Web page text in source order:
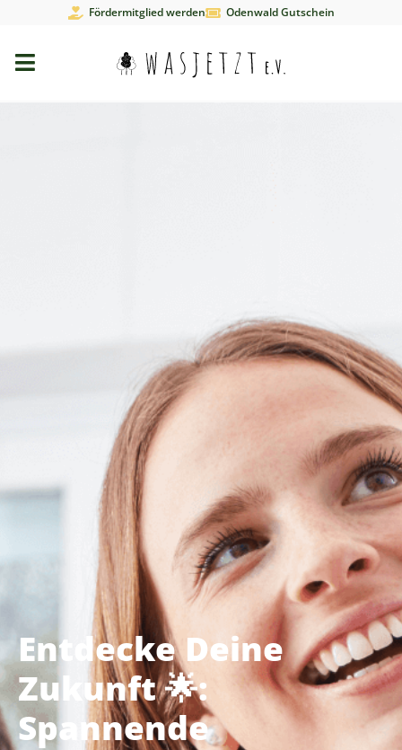
Fördermitglied werden Odenwald Gutschein
Entdecke Deine
Zukunft 🌟:
Spannende